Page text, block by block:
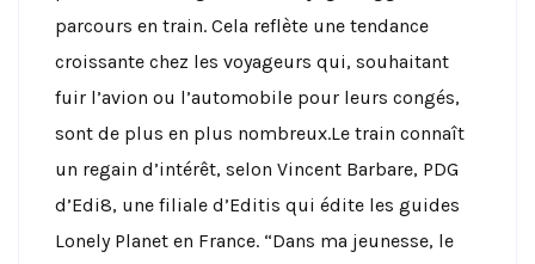
parcours en train. Cela reflète une tendance
croissante chez les voyageurs qui, souhaitant
fuir l’avion ou l’automobile pour leurs congés,
sont de plus en plus nombreux.Le train connaît
un regain d’intérêt, selon Vincent Barbare, PDG
d’Edi8, une filiale d’Editis qui édite les guides
Lonely Planet en France. “Dans ma jeunesse, le